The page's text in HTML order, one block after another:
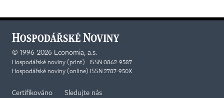
© 1996-2026 Economia, a.s.
Hospodářské noviny (print) ISSN 0862-9587
Hospodářské noviny (online) ISSN 2787-950X
Certifikováno Sledujte nás